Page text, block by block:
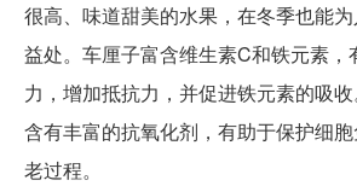
很高、味道甜美的水果，在冬季也能
益处。车厘子富含维生素C和铁元素，
力，增加抵抗力，并促进铁元素的吸
含有丰富的抗氧化剂，有助于保护细
老过程。